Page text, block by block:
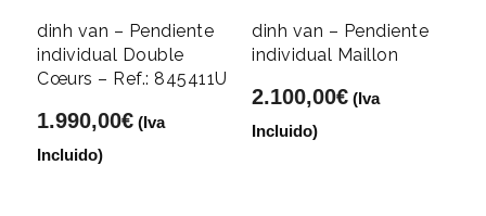
dinh van – Pendiente
individual Double
Cœurs – Ref.: 845411U
1.990,00€ (Iva
Incluido)
dinh van – Pendiente
individual Maillon
2.100,00€ (Iva
Incluido)